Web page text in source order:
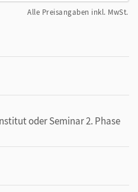
Alle Preisangaben inkl. MwSt.
oder Seminar 2. Phase